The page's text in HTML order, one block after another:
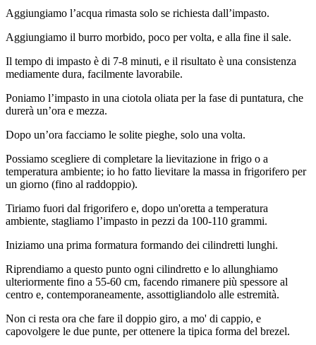
Aggiungiamo l’acqua rimasta solo se richiesta dall’impasto.
Aggiungiamo il burro morbido, poco per volta, e alla fine il sale.
Il tempo di impasto è di 7-8 minuti, e il risultato è una consistenza
mediamente dura, facilmente lavorabile.
Poniamo l’impasto in una ciotola oliata per la fase di puntatura, che
durerà un’ora e mezza.
Dopo un’ora facciamo le solite pieghe, solo una volta.
Possiamo scegliere di completare la lievitazione in frigo o a
temperatura ambiente; io ho fatto lievitare la massa in frigorifero per
un giorno (fino al raddoppio).
Tiriamo fuori dal frigorifero e, dopo un'oretta a temperatura
ambiente, stagliamo l’impasto in pezzi da 100-110 grammi.
Iniziamo una prima formatura formando dei cilindretti lunghi.
Riprendiamo a questo punto ogni cilindretto e lo allunghiamo
ulteriormente fino a 55-60 cm, facendo rimanere più spessore al
centro e, contemporaneamente, assottigliandolo alle estremità.
Non ci resta ora che fare il doppio giro, a mo' di cappio, e
capovolgere le due punte, per ottenere la tipica forma del brezel.